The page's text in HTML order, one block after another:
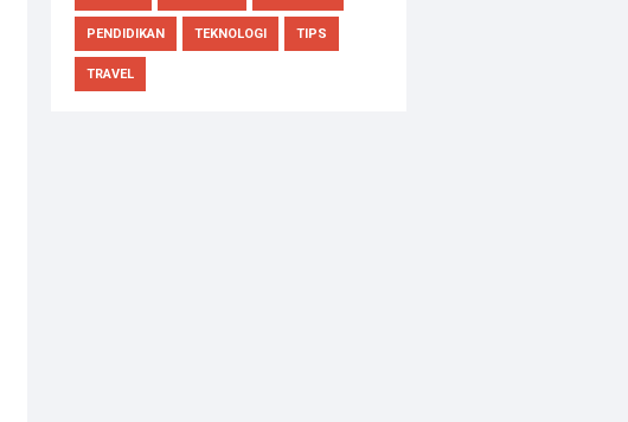
PENDIDIKAN TEKNOLOGI TIPS
TRAVEL